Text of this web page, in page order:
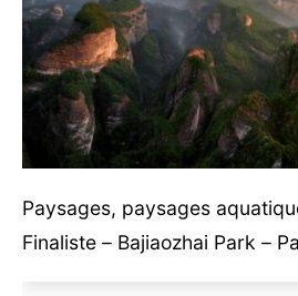
Paysages, paysages
Finaliste – Bajiaozhai Park –